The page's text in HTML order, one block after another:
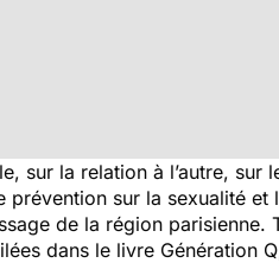
sur la relation à l’autre, sur
sur la sexualité
de la région parisienne.
dans le livre Génération Q